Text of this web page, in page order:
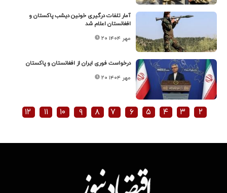
آمار تلفات درگیری خونین دیشب پاکستان و
افغانستان اعلام شد
۲۰ مهر ۱۴۰۴
درخواست فوری ایران از افغانستان و پاکستان
۲۰ مهر ۱۴۰۴
۲ ۳ ۴ ۵ ۶ ۷ ۸ ۹ ۱۰ ۱۱ ۱۲